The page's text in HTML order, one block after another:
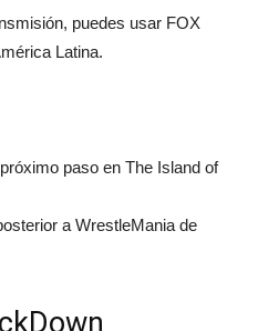
puedes usar FOX
Latina.
paso en The Island of
a WrestleMania de